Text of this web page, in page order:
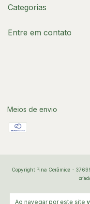
Ao navegar por este site
Categorias
Entre em contato
Meios de envio
Copyright Pina Cerâmica -